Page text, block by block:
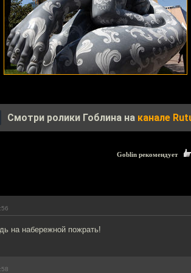
Смотри ролики Гоблина на канале
Goblin рекомендует
на набережной пожрать!